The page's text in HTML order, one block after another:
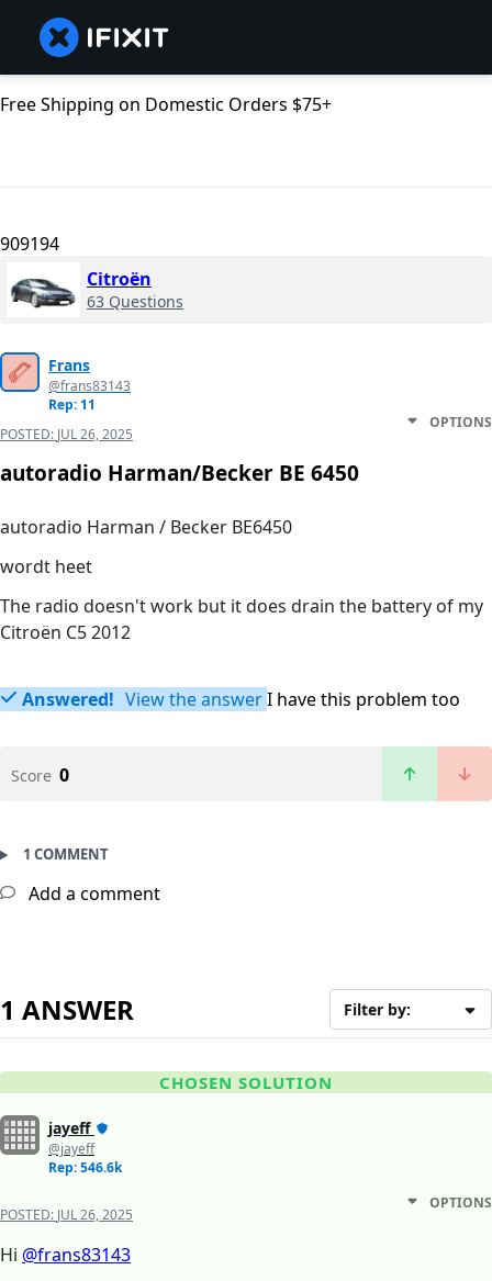
Free Shipping on Domestic Orders $75+
909194
Citroën
63 Questions
Frans
@frans83143
Rep: 11
POSTED: JUL 26, 2025
OPTIONS
autoradio Harman/Becker BE 6450
autoradio Harman / Becker BE6450
wordt heet
The radio doesn't work but it does drain the battery of my
Citroën C5 2012
Answered! View the answerI have this problem too
Score 0
1 COMMENT
Add a comment
1 ANSWER Filter by:
CHOSEN SOLUTION
jayeff
@jayeff
Rep: 546.6k
POSTED: JUL 26, 2025
OPTIONS
Hi @frans83143